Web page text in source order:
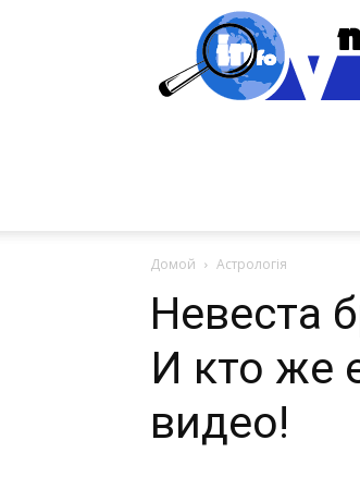
Домой Астрологія
Невеста
И кто же
видео!